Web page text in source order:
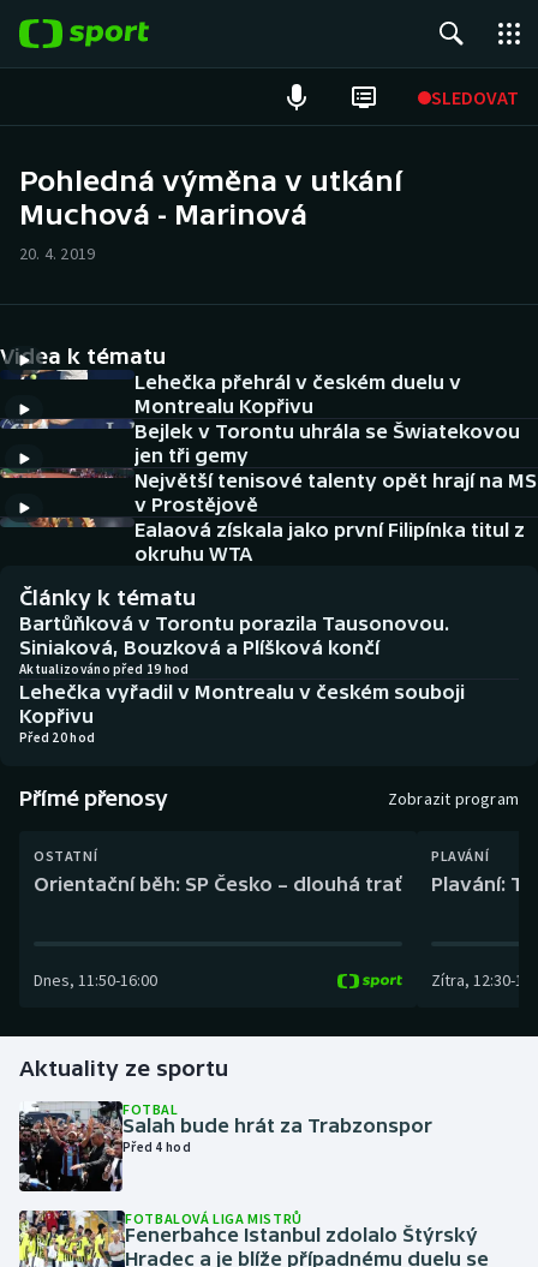
SLEDOVAT
Hokej
Cyklistika
DALŠÍ SPORTY
Americký fotbal
Baseball a softbal
Basketbal
Biatlon
Boby a skeleton
Box
Curling
Golf
Gymnastika
Házená
Jezdectví
NEPŘEHLÉDNĚTE
Historické návraty
Aplikace ČT sport
AZ kvíz
Pohledná výměna v utkání
Muchová - Marinová
20. 4. 2019
Videa k tématu
Lehečka přehrál v českém duelu v
Montrealu Kopřivu
Bejlek v Torontu uhrála se Šwiatekovou
jen tři gemy
Největší tenisové talenty opět hrají na MS
v Prostějově
Ealaová získala jako první Filipínka titul z
okruhu WTA
Články k tématu
Bartůňková v Torontu porazila Tausonovou.
Siniaková, Bouzková a Plíšková končí
Aktualizováno před 19 hod
Lehečka vyřadil v Montrealu v českém souboji
Kopřivu
Před 20 hod
Přímé přenosy Zobrazit program
OSTATNÍ
Orientační běh: SP Česko – dlouhá trať
Dnes, 11:50-16:00
PLAVÁNÍ
Plavání:
Zítra, 12:30-
Aktuality ze sportu
FOTBAL
Salah bude hrát za Trabzonspor
Před 4 hod
FOTBALOVÁ LIGA MISTRŮ
Fenerbahce Istanbul zdolalo Štýrský
Hradec a je blíže případnému duelu se